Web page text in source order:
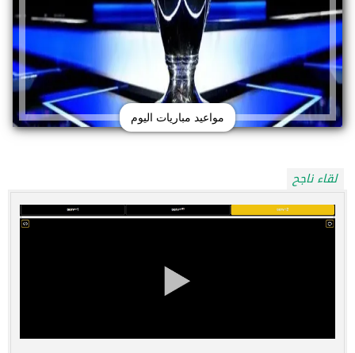
مواعيد مباريات اليوم
لقاء ناجح